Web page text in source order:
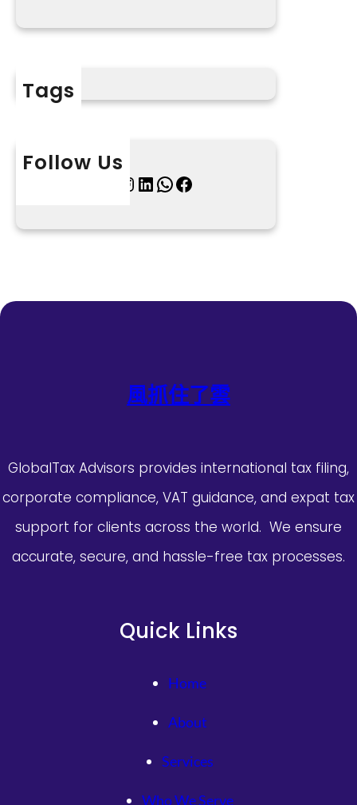
Tags
Follow Us
InstagramLinkedIn WhatsApp Facebook
風抓住了雲
GlobalTax Advisors provides international tax filing,
corporate compliance, VAT guidance, and expat tax
support for clients across the world. We ensure
accurate, secure, and hassle-free tax processes.
Quick Links
Home
About
Services
Who We Serve